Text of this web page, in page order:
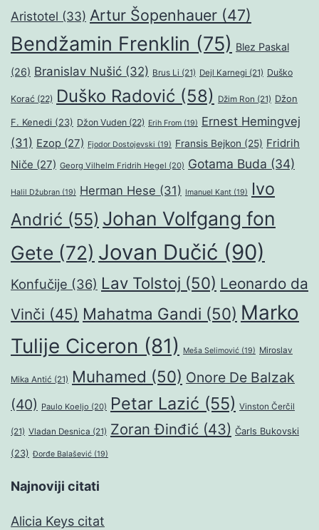
Aristotel (33) Artur Šopenhauer (47)
Bendžamin Frenklin (75) Blez Paskal
(26) Branislav Nušić (32) Brus Li (21) Dejl Karnegi (21) Duško
Korać (22) Duško Radović (58) Džim Ron (21) Džon
F. Kenedi (23) Džon Vuden (22) Erih From (19) Ernest Hemingvej
(31) Ezop (27) Fjodor Dostojevski (19) Fransis Bejkon (25) Fridrih
Niče (27) Georg Vilhelm Fridrih Hegel (20) Gotama Buda (34)
Halil Džubran (19) Herman Hese (31) Imanuel Kant (19)
Ivo
Andrić (55) Johan Volfgang fon
Gete (72) Jovan Dučić (90)
Konfučije (36) Lav Tolstoj (50) Leonardo da
Vinči (45) Mahatma Gandi (50) Marko
Tulije Ciceron (81) Meša Selimović (19) Miroslav
Mika Antić (21) Muhamed (50) Onore De Balzak
(40) Paulo Koeljo (20) Petar Lazić (55) Vinston Čerčil
(21) Vladan Desnica (21) Zoran Đinđić (43) Čarls Bukovski
(23) Đorđe Balašević (19)
Najnoviji citati
Alicia Keys citat